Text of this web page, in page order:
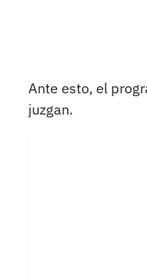
Ante esto, el
juzgan.